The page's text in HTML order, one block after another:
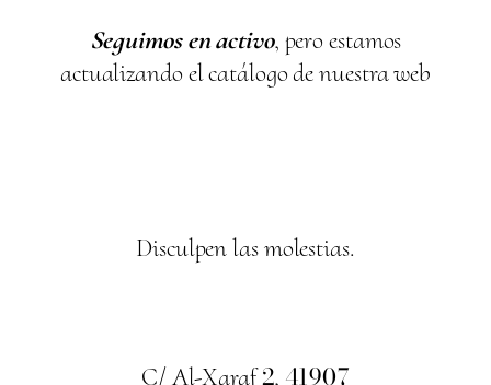
Seguimos en activo, pero estamos
actualizando el catálogo de nuestra web
Disculpen las molestias.
C/ Al-Xaraf2, 41907